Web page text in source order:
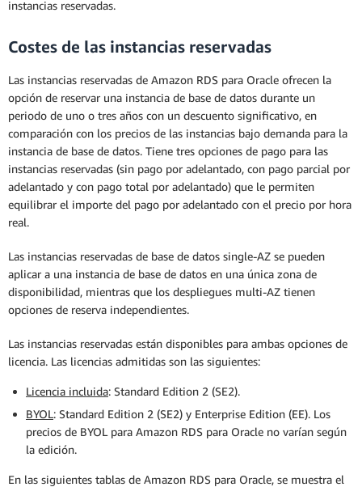
instancias reservadas.
Costes de las instancias reservadas
Las instancias reservadas de Amazon RDS para Oracle ofrecen la
opción de reservar una instancia de base de datos durante un
periodo de uno o tres años con un descuento significativo, en
comparación con los precios de las instancias bajo demanda para la
instancia de base de datos. Tiene tres opciones de pago para las
instancias reservadas (sin pago por adelantado, con pago parcial por
adelantado y con pago total por adelantado) que le permiten
equilibrar el importe del pago por adelantado con el precio por hora
real.
Las instancias reservadas de base de datos single-AZ se pueden
aplicar a una instancia de base de datos en una única zona de
disponibilidad, mientras que los despliegues multi-AZ tienen
opciones de reserva independientes.
Las instancias reservadas están disponibles para ambas opciones de
licencia. Las licencias admitidas son las siguientes:
Licencia incluida: Standard Edition 2 (SE2).
BYOL: Standard Edition 2 (SE2) y Enterprise Edition (EE). Los
precios de BYOL para Amazon RDS para Oracle no varían según
la edición.
En las siguientes tablas de Amazon RDS para Oracle, se muestra el